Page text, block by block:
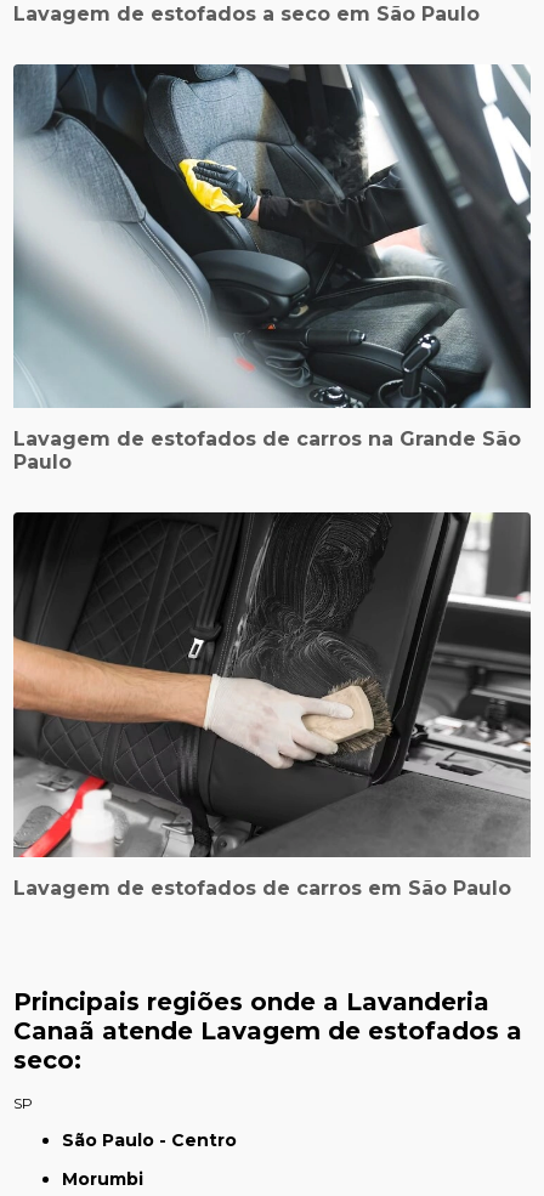
Lavagem de estofados a seco em São Paulo
Lavagem de estofados de carros na Grande São
Paulo
Lavagem de estofados de carros em São Paulo
Principais regiões onde a Lavanderia
Canaã atende Lavagem de estofados a
seco:
SP
São Paulo - Centro
Morumbi